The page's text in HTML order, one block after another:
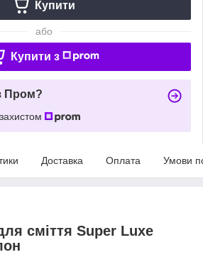
Купити
або
Купити з
Пром?
Доставка Оплата Умови
сміття Super Luxe